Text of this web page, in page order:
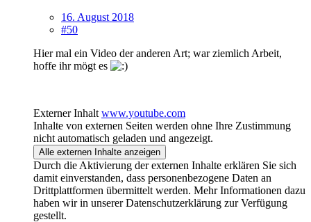
16. August 2018
#50
Hier mal ein Video der anderen Art; war ziemlich Arbeit,
hoffe ihr mögt es
Externer Inhalt www.youtube.com
Inhalte von externen Seiten werden ohne Ihre Zustimmung
nicht automatisch geladen und angezeigt.
Alle externen Inhalte anzeigen
Durch die Aktivierung der externen Inhalte erklären Sie sich
damit einverstanden, dass personenbezogene Daten an
Drittplattformen übermittelt werden. Mehr Informationen dazu
haben wir in unserer Datenschutzerklärung zur Verfügung
gestellt.